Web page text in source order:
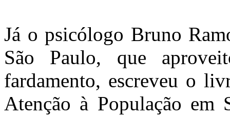
Já o psicólogo Bruno
São Paulo, que
fardamento, escreveu o
Atenção à População em